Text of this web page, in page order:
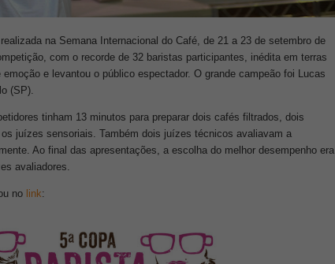
na Semana Internacional do Café, de 21 a 23 de setembro de
com o recorde de 32 baristas participantes, inédita em terras
e levantou o público espectador. O grande campeão foi Lucas
(SP).
tinham 13 minutos para preparar dois cafés filtrados, dois
juízes sensoriais. Também dois juízes técnicos avaliavam a
Ao final das apresentações, a escolha do melhor desempenho era
avaliadores.
no link: